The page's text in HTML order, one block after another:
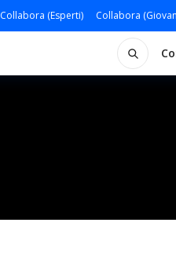
Collabora (Esperti) Collabora